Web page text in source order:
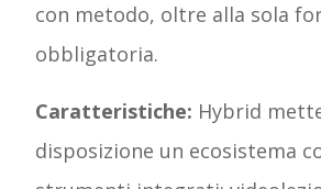
con metodo, oltre alla sola
obbligatoria.
Caratteristiche: Hybrid
disposizione un ecosistema